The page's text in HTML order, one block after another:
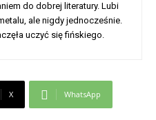
do dobrej literatury. Lubi
ale nigdy jednocześnie.
uczyć się fińskiego.
X WhatsApp